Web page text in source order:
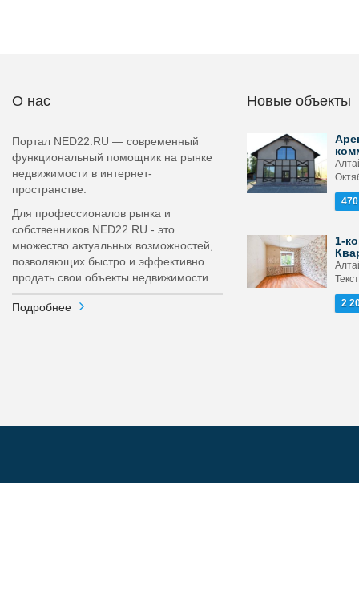
О нас
Портал NED22.RU — современный
функциональный помощник на рынке
недвижимости в интернет-
пространстве.
Для профессионалов рынка и
собственников NED22.RU - это
множество актуальных возможностей,
позволяющих быстро и эффективно
продать свои объекты недвижимости.
Подробнее
Новые объекты
1-
2